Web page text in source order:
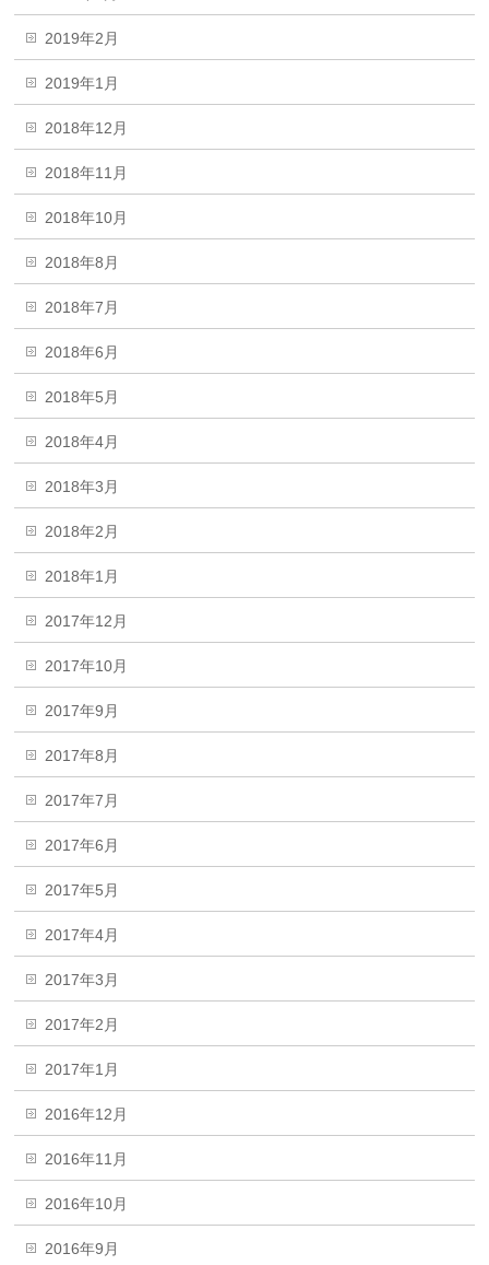
2019年2月
2019年1月
2018年12月
2018年11月
2018年10月
2018年8月
2018年7月
2018年6月
2018年5月
2018年4月
2018年3月
2018年2月
2018年1月
2017年12月
2017年10月
2017年9月
2017年8月
2017年7月
2017年6月
2017年5月
2017年4月
2017年3月
2017年2月
2017年1月
2016年12月
2016年11月
2016年10月
2016年9月